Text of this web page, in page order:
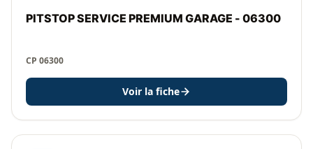
PITSTOP SERVICE PREMIUM GARAGE - 06300
CP 06300
Voir la fiche